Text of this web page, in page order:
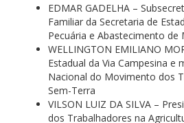
EDMAR GADELHA –
Familiar da Secretaria de
Pecuária e Abastecimento de
WELLINGTON EMILIANO
Estadual da Via Campesina e
Nacional do Movimento dos
Sem-Terra
VILSON LUIZ DA SILVA –
dos Trabalhadores na